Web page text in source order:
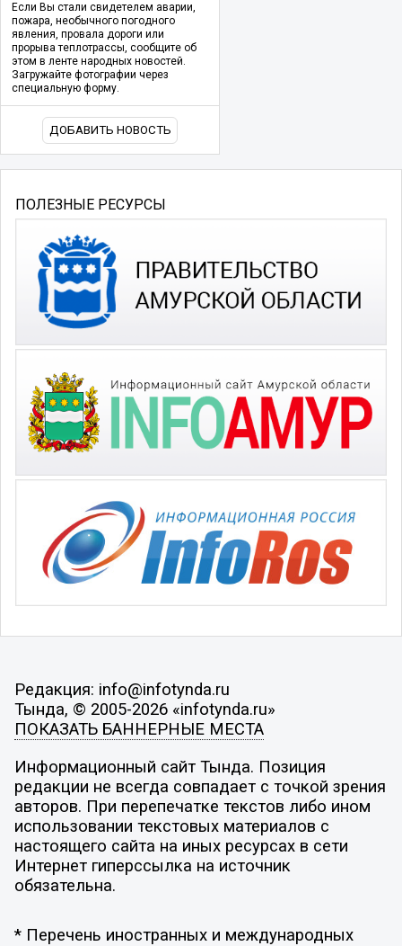
Если Вы стали свидетелем аварии,
пожара, необычного погодного
явления, провала дороги или
прорыва теплотрассы, сообщите об
этом в ленте народных новостей.
Загружайте фотографии через
специальную форму.
ДОБАВИТЬ НОВОСТЬ
ПОЛЕЗНЫЕ РЕСУРСЫ
Редакция: info@infotynda.ru
Тында, © 2005-2026 «infotynda.ru»
ПОКАЗАТЬ БАННЕРНЫЕ МЕСТА
Информационный сайт Тында. Позиция
редакции не всегда совпадает с точкой зрения
авторов. При перепечатке текстов либо ином
использовании текстовых материалов с
настоящего сайта на иных ресурсах в сети
Интернет гиперссылка на источник
обязательна.
* Перечень иностранных и международных